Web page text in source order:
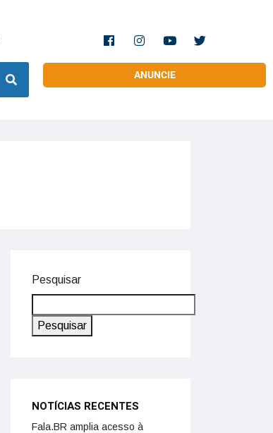
ANUNCIE
Pesquisar
Pesquisar
NOTÍCIAS RECENTES
Fala.BR amplia acesso à